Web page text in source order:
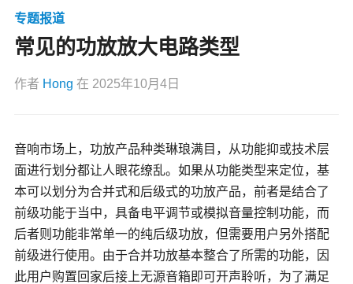
专题报道
常见的功放放大电路类型
作者 Hong 在 2025年10月4日
音响市场上，功放产品种类琳琅满目，从功能抑或技术层
面进行划分都让人眼花缭乱。如果从功能类型来定位，基
本可以划分为合并式和后级式的功放产品，前者是结合了
前级功能于当中，具备电平调节或模拟音量控制功能，而
后者则功能非常单一的纯后级功放，但需要用户另外搭配
前级进行使用。由于合并功放基本整合了所需的功能，因
此用户购置回家后接上无源音箱即可开声聆听，为了满足